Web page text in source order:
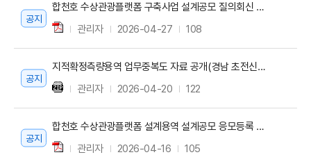
공지
합천호 수상관광플랫폼 구축사업 설계공모 질의회신 공지
관리자
2026-04-27 108
공지
지적확정측량용역 업무중복도 자료 공개(경남 초전신도심(1단계) 개발사업)
관리자
2026-04-20 122
공지
합천호 수상관광플랫폼 설계용역 설계공모 응모등록 결과
관리자
2026-04-16 105